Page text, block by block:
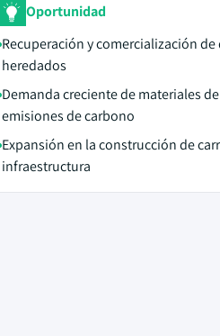
Oportunidad
Recuperación y comercialización
heredados
Demanda creciente de materiales
emisiones de carbono
Expansión en la construcción de
infraestructura